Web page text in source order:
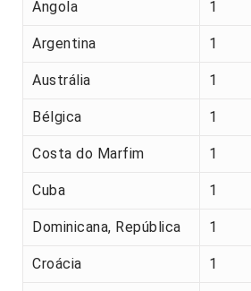
Angola 1
Argentina 1
Austrália 1
Bélgica 1
Costa do Marfim 1
Cuba 1
Dominicana, República 1
Croácia 1